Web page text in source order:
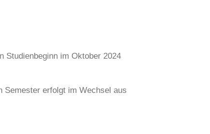
Studienbeginn im Oktober 2024
Semester erfolgt im Wechsel aus